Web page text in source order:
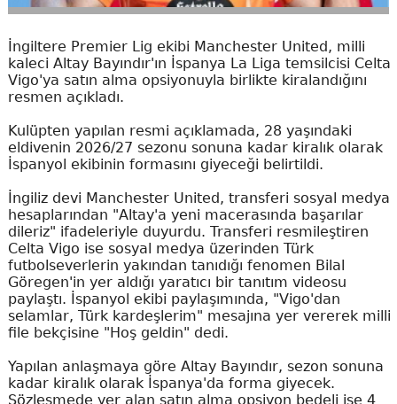
İngiltere Premier Lig ekibi Manchester United, milli
kaleci Altay Bayındır'ın İspanya La Liga temsilcisi Celta
Vigo'ya satın alma opsiyonuyla birlikte kiralandığını
resmen açıkladı.
Kulüpten yapılan resmi açıklamada, 28 yaşındaki
eldivenin 2026/27 sezonu sonuna kadar kiralık olarak
İspanyol ekibinin formasını giyeceği belirtildi.
İngiliz devi Manchester United, transferi sosyal medya
hesaplarından "Altay'a yeni macerasında başarılar
dileriz" ifadeleriyle duyurdu. Transferi resmileştiren
Celta Vigo ise sosyal medya üzerinden Türk
futbolseverlerin yakından tanıdığı fenomen Bilal
Göregen'in yer aldığı yaratıcı bir tanıtım videosu
paylaştı. İspanyol ekibi paylaşımında, "Vigo'dan
selamlar, Türk kardeşlerim" mesajına yer vererek milli
file bekçisine "Hoş geldin" dedi.
Yapılan anlaşmaya göre Altay Bayındır, sezon sonuna
kadar kiralık olarak İspanya'da forma giyecek.
Sözleşmede yer alan satın alma opsiyon bedeli ise 4